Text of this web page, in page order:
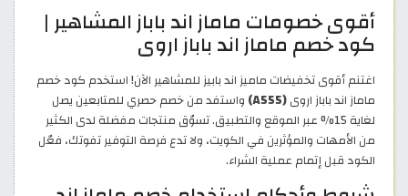
أقوى خصومات ماماز اند باباز المشاهير |
كود خصم ماماز اند باباز اروى
اغتنم أقوى تخفيضات ماميز اند بابيز للمشاهير الآن! استخدم كود خصم
ماماز اند باباز اروى(A555)
واستفد من خصم حصري للمتابعين يصل
لغاية 15% عبر الموقع والتطبيق. تسوّق منتجات مفضلة لدى الكثير
من الأمهات والمؤثرين في الكويت، ولا تدع فرصة التوفير تفوتك، فعّل
الكود قبل إتمام عملية الشراء.